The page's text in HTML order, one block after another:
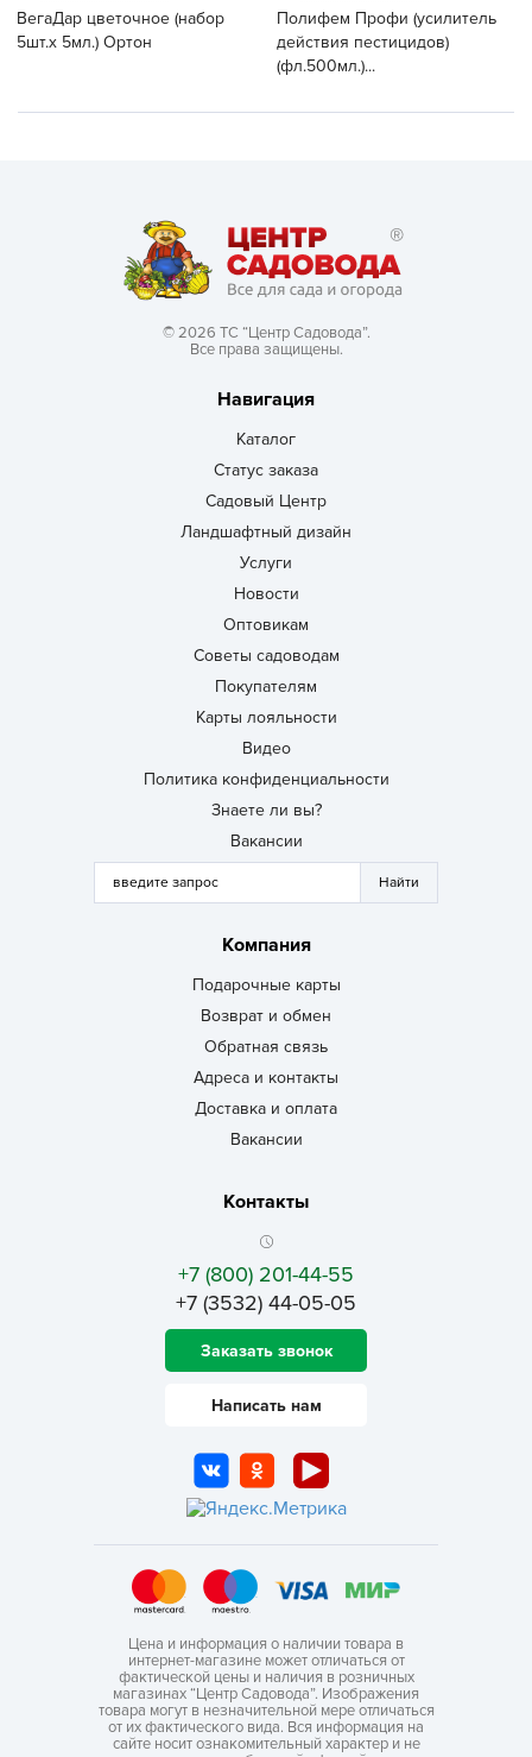
ВегаДар цветочное (набор
5шт.x 5мл.) Ортон
Полифем Профи (усилитель
действия пестицидов)
(фл.500мл.)...
© 2026 ТС “Центр Садовода”.
Все права защищены.
Навигация
Каталог
Статус заказа
Садовый Центр
Ландшафтный дизайн
Услуги
Новости
Оптовикам
Советы садоводам
Покупателям
Карты лояльности
Видео
Политика конфиденциальности
Знаете ли вы?
Вакансии
Компания
Подарочные карты
Возврат и обмен
Обратная связь
Адреса и контакты
Доставка и оплата
Вакансии
Контакты
+7 (800) 201-44-55
+7 (3532) 44-05-05
Заказать звонок
Написать нам
Цена и информация о наличии товара в
интернет-магазине может отличаться от
фактической цены и наличия в розничных
магазинах “Центр Садовода”. Изображения
товара могут в незначительной мере отличаться
от их фактического вида. Вся информация на
сайте носит ознакомительный характер и не